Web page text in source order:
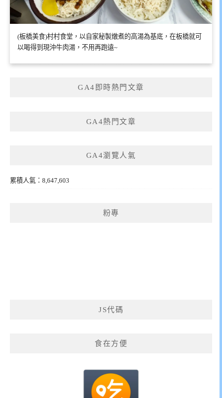
(板橋美食)村村食堂，以自家秘製燉煮的高湯為基底，在板橋就可
以喝得到現沖牛肉湯，不用再跑遠~
GA4即時熱門文章
GA4熱門文章
GA4瀏覽人氣
累積人氣：8,647,603
粉專
JS代碼
食在方便